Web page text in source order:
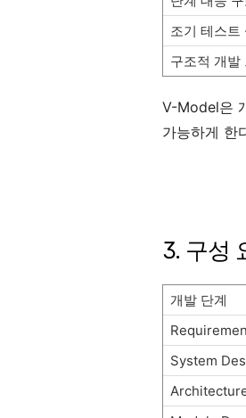
조기 테스트
구조적 개발
V-Model은
가능하게 한
3. 구성
개발 단계
System